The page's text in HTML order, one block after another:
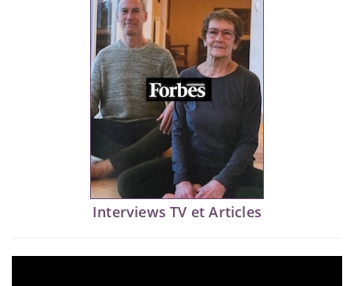
Interviews TV et Articles